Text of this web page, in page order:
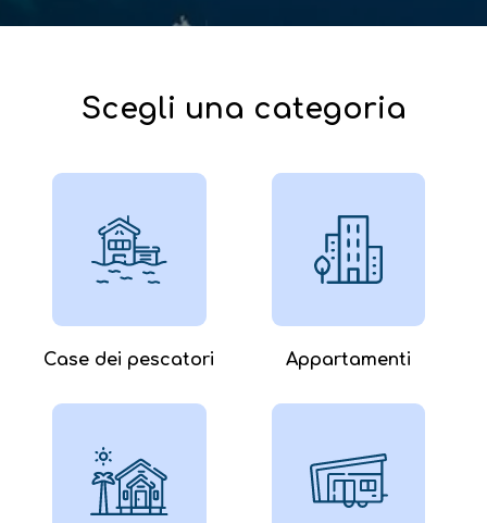
Scegli una categoria
Case dei pescatori Appartamenti